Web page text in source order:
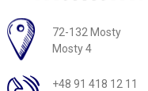
Adres pocztowy:
72-132 Mosty
Mosty 4
+48 91 418 12 11